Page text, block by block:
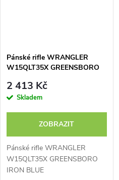
Pánské rifle WRANGLER
W15QLT35X GREENSBORO
2 413 Kč
Skladem
ZOBRAZIT
Pánské rifle WRANGLER
W15QLT35X GREENSBORO
IRON BLUE